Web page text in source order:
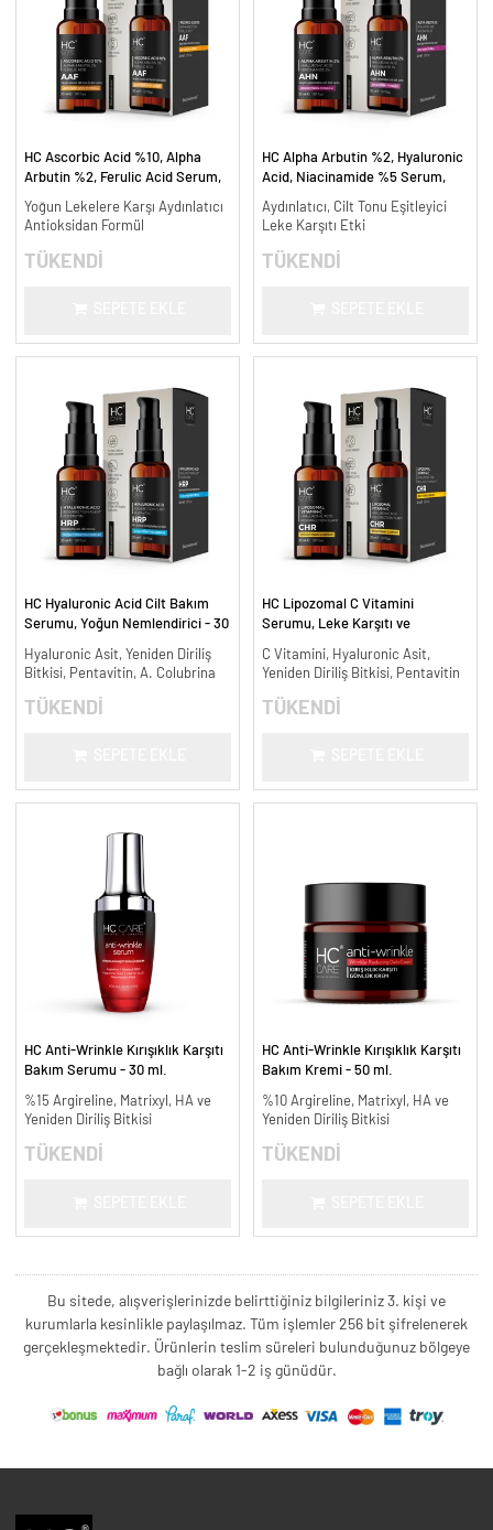
HC Ascorbic Acid %10, Alpha
Arbutin %2, Ferulic Acid Serum,
ml.
Yoğun Lekelere Karşı Aydınlatıcı
Antioksidan Formül
TÜKENDİ
HC Alpha Arbutin %2, Hyaluronic
Acid, Niacinamide %5 Serum,
ml.
Aydınlatıcı, Cilt Tonu Eşitleyici
Leke Karşıtı Etki
TÜKENDİ
HC Hyaluronic Acid Cilt Bakım
Serumu, Yoğun Nemlendirici - 30
Hyaluronic Asit, Yeniden Diriliş
Bitkisi, Pentavitin, A. Colubrina
TÜKENDİ
HC Lipozomal C Vitamini
Serumu, Leke Karşıtı ve
C Vitamini, Hyaluronic Asit,
Yeniden Diriliş Bitkisi, Pentavitin
TÜKENDİ
HC Anti-Wrinkle Kırışıklık Karşıtı
Bakım Serumu - 30 ml.
%15 Argireline, Matrixyl, HA ve
Yeniden Diriliş Bitkisi
TÜKENDİ
HC Anti-Wrinkle Kırışıklık Karşıtı
Bakım Kremi - 50 ml.
%10 Argireline, Matrixyl, HA ve
Yeniden Diriliş Bitkisi
TÜKENDİ
Bu sitede, alışverişlerinizde belirttiğiniz bilgileriniz 3. kişi ve
kurumlarla kesinlikle paylaşılmaz. Tüm işlemler 256 bit şifrelenerek
gerçekleşmektedir. Ürünlerin teslim süreleri bulunduğunuz bölgeye
bağlı olarak 1-2 iş günüdür.